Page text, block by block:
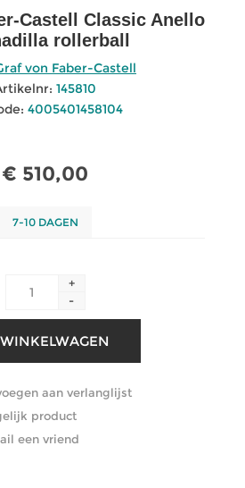
Castell Classic Anello
rollerball
von Faber-Castell
145810
4005401458104
€ 510,00
7-10 DAGEN
+
-